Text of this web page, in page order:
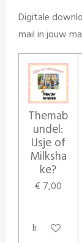
Digitale
mail in jouw
Themab
undel:
IJsje of
Milksha
ke?
€ 7,00
In